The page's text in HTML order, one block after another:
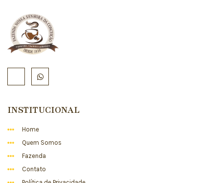
INSTITUCIONAL
Home
Quem Somos
Fazenda
Contato